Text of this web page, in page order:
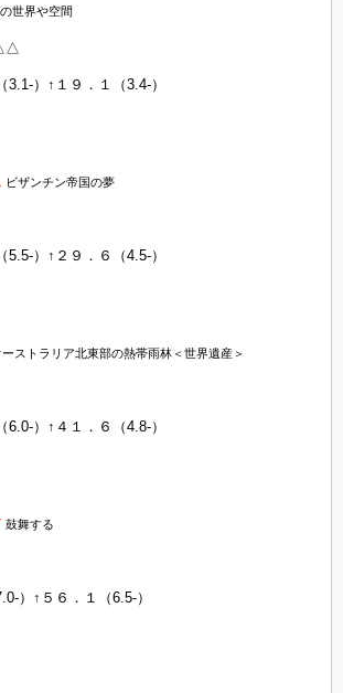
世界や空間
△
3.1-）↑１９．１（3.4-）
ビザンチン帝国の夢
5.5-）↑２９．６（4.5-）
ーストラリア北東部の熱帯雨林＜世界遺産＞
6.0-）↑４１．６（4.8-）
鼓舞する
）↑５６．１（6.5-）